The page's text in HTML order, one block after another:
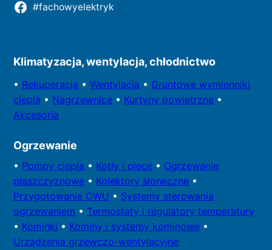
#fachowyelektryk
Klimatyzacja, wentylacja, chłodnictwo
• Rekuperacja •Wentylacja • Gruntowe wymienniki
ciepła • Nagrzewnice • Kurtyny powietrzne •
Akcesoria
Ogrzewanie
• Pompy ciepła • Kotły i piece • Ogrzewanie
płaszczyznowe • Kolektory słoneczne •
Przygotowanie CWU • Systemy sterowania
ogrzewaniem • Termostaty i regulatory temperatury
• Kominki • Kominy i systemy kominowe •
Urządzenia grzewczo-wentylacyjne